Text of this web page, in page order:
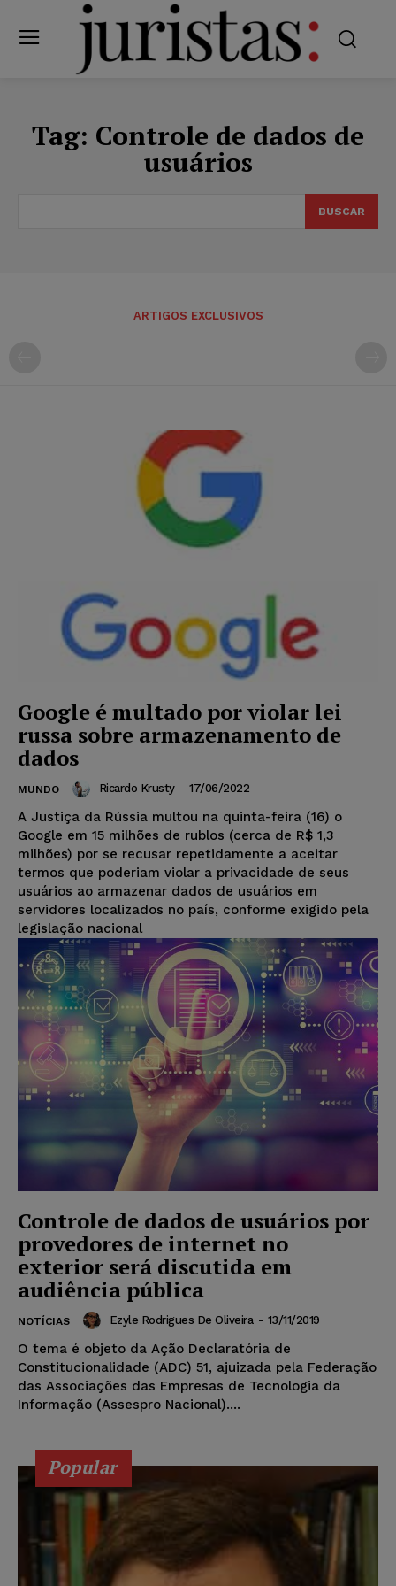
Tag: Controle de dados de
usuários
BUSCAR
ARTIGOS EXCLUSIVOS
Google é multado por violar lei
russa sobre armazenamento de
dados
MUNDO Ricardo Krusty - 17/06/2022
A Justiça da Rússia multou na quinta-feira (16) o
Google em 15 milhões de rublos (cerca de R$ 1,3
milhões) por se recusar repetidamente a aceitar
termos que poderiam violar a privacidade de seus
usuários ao armazenar dados de usuários em
servidores localizados no país, conforme exigido pela
legislação nacional
Controle de dados de usuários por
provedores de internet no
exterior será discutida em
audiência pública
NOTÍCIAS Ezyle Rodrigues De Oliveira - 13/11/2019
O tema é objeto da Ação Declaratória de
Constitucionalidade (ADC) 51, ajuizada pela Federação
das Associações das Empresas de Tecnologia da
Informação (Assespro Nacional)....
Popular